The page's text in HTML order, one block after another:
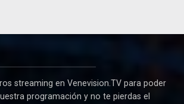
streaming en Venevision.TV para poder
programación y no te pierdas el